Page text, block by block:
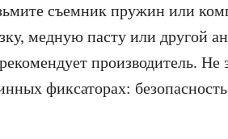
съемник пружин или
медную пасту или другой
производитель. Не
фиксаторах: